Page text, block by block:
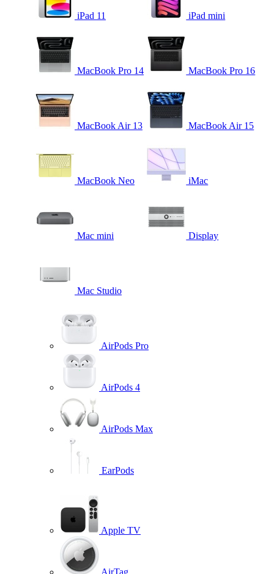
iPad 11 iPad mini
MacBook Pro 14 MacBook Pro 16
MacBook Air 13 MacBook Air 15
MacBook Neo iMac
Mac mini Display
Mac Studio
AirPods Pro
AirPods 4
AirPods Max
EarPods
Apple TV